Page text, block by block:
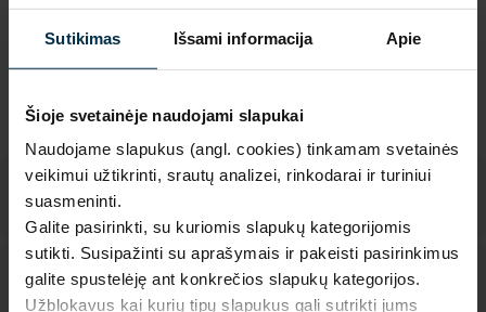
Sutikimas Išsami informacija Apie
Šioje svetainėje naudojami slapukai
Naudojame slapukus (angl. cookies) tinkamam svetainės
veikimui užtikrinti, srautų analizei, rinkodarai ir turiniui
suasmeninti.
Galite pasirinkti, su kuriomis slapukų kategorijomis
sutikti. Susipažinti su aprašymais ir pakeisti pasirinkimus
galite spustelėję ant konkrečios slapukų kategorijos.
Užblokavus kai kurių tipų slapukus gali sutrikti jums
MADE IN EUROPE